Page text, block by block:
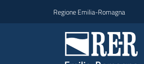
Regione Emilia-Romagna